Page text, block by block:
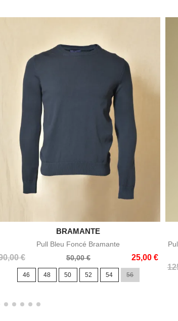
Aperçu rapide
BRAMANTE
Pull Bleu Foncé Bramante
€ 50,00 € 25,00 €
46 48 50 52 54 56